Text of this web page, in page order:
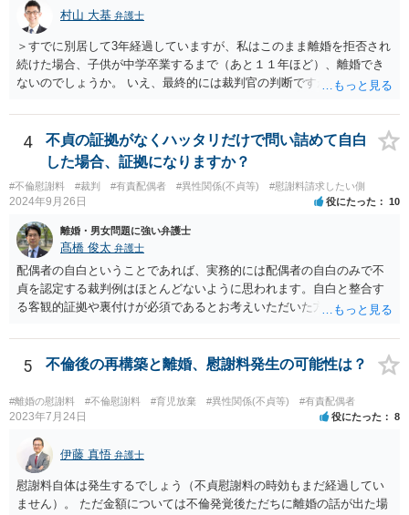
て、強制的にご自宅が売却されてしまう可能性があるからです。 可能
であれば、婚姻費用の額、親権を取得するために現時点でしておくべ
きこと等も含め、お近くの弁護士に直接相談して、アドバイス等を求
めることをお勧めします。
村山 大基 弁護士
＞すでに別居して3年経過していますが、私はこのまま離婚を拒否され
続けた場合、子供が中学卒業するまで（あと１１年ほど）、離婚でき
ないのでしょうか。 いえ、最終的には裁判官の判断ですが、現時点で
に離婚できない、ということもないと思います。 すでに依頼されてい
るということですし、例えば離婚後の養育費額について譲歩するなど
離婚の条件含めて、考えておられる通り打診してみると良いと思いま
す。 また、調停で第三者を介して再度協議してみる、ということも考
えられます。
4
不貞の証拠がなくハッタリだけで問い詰めて自白
した場合、証拠になりますか？
#不倫慰謝料 #裁判 #有責配偶者 #異性関係(不貞等) #慰謝料請求したい側
2024年9月26日 役にたった 10
離婚・男女問題に強い弁護士
髙橋 俊太 弁護士
配偶者の自白ということであれば、実務的には配偶者の自白のみで不
貞を認定する裁判例はほとんどないように思われます。自白と整合す
る客観的証拠や裏付けが必須であるとお考えいただいた方がよいでし
5 不倫後の再構築と離婚、慰謝料発生の可能性は？
#離婚の慰謝料 #不倫慰謝料 #育児放棄 #異性関係(不貞等) #有責配偶者
2023年7月24日 役にたった 8
伊藤 真悟 弁護士
慰謝料自体は発生するでしょう（不貞慰謝料の時効もまだ経過してい
ません）。 ただ金額については不倫発覚後ただちに離婚の話が出た場